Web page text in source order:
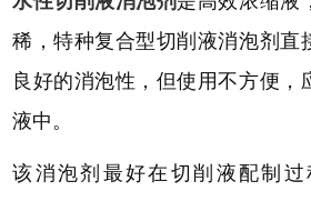
稀，特种复合型切削液消泡剂直
良好的消泡性，但使用不方便，
液中。
该消泡剂最好在切削液配制